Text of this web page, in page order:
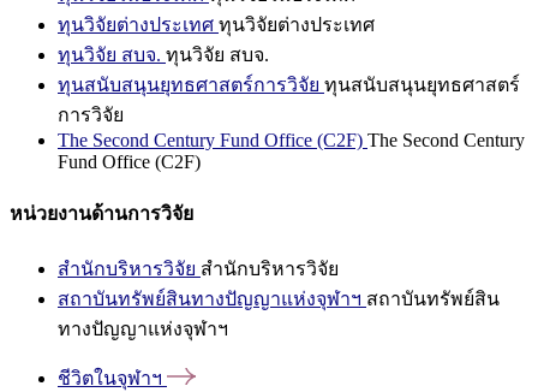
ทุนวิจัยต่างประเทศ ทุนวิจัยต่างประเทศ
ทุนวิจัย สบจ. ทุนวิจัย สบจ.
ทุนสนับสนุนยุทธศาสตร์การวิจัย ทุนสนับสนุนยุทธศาสตร์
การวิจัย
The Second Century Fund Office (C2F) The Second Century
Fund Office (C2F)
หน่วยงานด้านการวิจัย
สำนักบริหารวิจัย สำนักบริหารวิจัย
สถาบันทรัพย์สินทางปัญญาแห่งจุฬาฯ สถาบันทรัพย์สิน
ทางปัญญาแห่งจุฬาฯ
ชีวิตในจุฬาฯ